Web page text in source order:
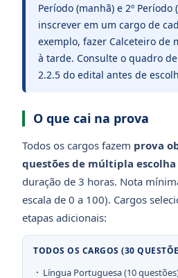
Período (manhã) e 2º Período
inscrever em um cargo de
exemplo, fazer Calceteiro de
à tarde. Consulte o quadro
2.2.5 do edital antes de
O que cai na prova
Todos os cargos fazem prova
questões de múltipla escolha
duração de 3 horas. Nota
escala de 0 a 100). Cargos
etapas adicionais:
TODOS OS CARGOS (30
Língua Portuguesa (10